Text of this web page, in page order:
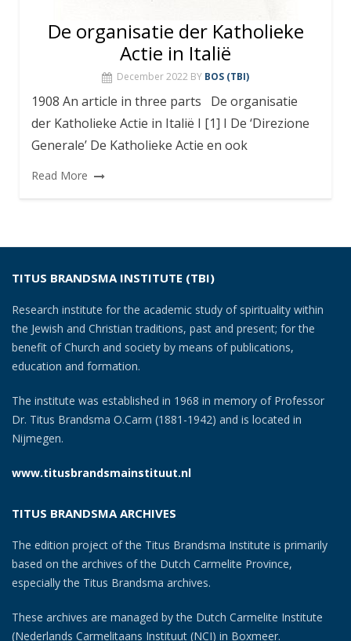
De organisatie der Katholieke
Actie in Italië
December 2022 BY BOS (TBI)
1908 An article in three parts De organisatie
der Katholieke Actie in Italië I [1] I De ‘Direzione
Generale’ De Katholieke Actie en ook
Read More
TITUS BRANDSMA INSTITUTE (TBI)
Research institute for the academic study of spirituality within
the Jewish and Christian traditions, past and present; for the
benefit of Church and society by means of publications,
education and formation.
The institute was established in 1968 in memory of Professor
Dr. Titus Brandsma O.Carm (1881-1942) and is located in
Nijmegen.
www.titusbrandsmainstituut.nl
TITUS BRANDSMA ARCHIVES
The edition project of the Titus Brandsma Institute is primarily
based on the archives of the Dutch Carmelite Province,
especially the Titus Brandsma archives.
These archives are managed by the Dutch Carmelite Institute
(Nederlands Carmelitaans Instituut (NCI) in Boxmeer.